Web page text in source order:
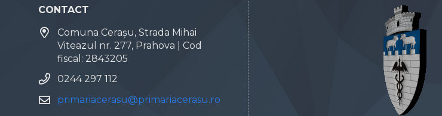
CONTACT
Comuna Cerașu, Strada Mihai
Viteazul nr. 277, Prahova | Cod
fiscal: 2843205
0244 297 112
primariacerasu@primariacerasu.ro